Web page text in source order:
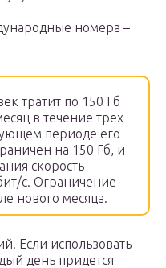
номера –
тратит по 150 Гб
в течение трех
периоде его
на 150 Гб, и
скорость
с. Ограничение
нового месяца.
Если использовать
день придется